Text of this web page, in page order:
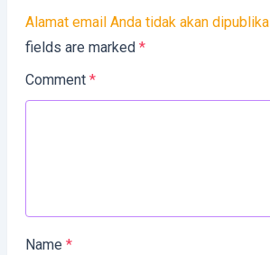
Alamat email Anda tidak akan
fields are marked *
Comment *
Name *